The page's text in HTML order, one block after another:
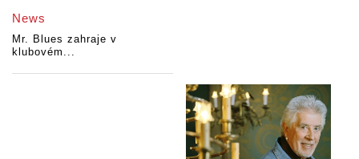
News
Mr. Blues zahraje v
klubovém...